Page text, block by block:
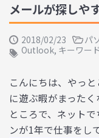
メールが探しや
2018/02/23 パ
Outlook, キーワー
こんにちは、やっ
に遊ぶ暇がまったく
ところで、ネット
ンが1年で仕事をし